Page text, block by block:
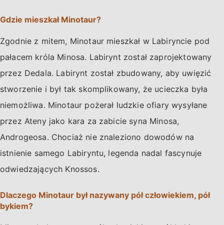
Gdzie mieszkał Minotaur?
Zgodnie z mitem, Minotaur mieszkał w Labiryncie pod
pałacem króla Minosa. Labirynt został zaprojektowany
przez Dedala. Labirynt został zbudowany, aby uwięzić
stworzenie i był tak skomplikowany, że ucieczka była
niemożliwa. Minotaur pożerał ludzkie ofiary wysyłane
przez Ateny jako kara za zabicie syna Minosa,
Androgeosa. Chociaż nie znaleziono dowodów na
istnienie samego Labiryntu, legenda nadal fascynuje
odwiedzających Knossos.
Dlaczego Minotaur był nazywany pół człowiekiem, pół
bykiem?